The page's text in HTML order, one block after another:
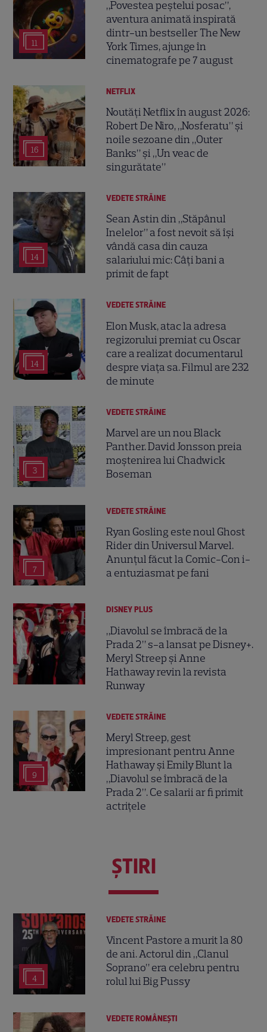
11
„Povestea peștelui posac”,
aventura animată inspirată
dintr-un bestseller The New
York Times, ajunge în
cinematografe pe 7 august
16
NETFLIX
Noutăți Netflix în august 2026:
Robert De Niro, „Nosferatu” și
noile sezoane din „Outer
Banks” și „Un veac de
singurătate”
14
VEDETE STRĂINE
Sean Astin din „Stăpânul
Inelelor” a fost nevoit să își
vândă casa din cauza
salariului mic: Câți bani a
primit de fapt
14
VEDETE STRĂINE
Elon Musk, atac la adresa
regizorului premiat cu Oscar
care a realizat documentarul
despre viața sa. Filmul are 232
de minute
3
VEDETE STRĂINE
Marvel are un nou Black
Panther. David Jonsson preia
moștenirea lui Chadwick
Boseman
7
VEDETE STRĂINE
Ryan Gosling este noul Ghost
Rider din Universul Marvel.
Anunțul făcut la Comic-Con i-
a entuziasmat pe fani
DISNEY PLUS
„Diavolul se îmbracă de la
Prada 2” s-a lansat pe Disney+.
Meryl Streep și Anne
Hathaway revin la revista
Runway
9
VEDETE STRĂINE
Meryl Streep, gest
impresionant pentru Anne
Hathaway și Emily Blunt la
„Diavolul se îmbracă de la
Prada 2”. Ce salarii ar fi primit
actrițele
ŞTIRI
4
VEDETE STRĂINE
Vincent Pastore a murit la 80
de ani. Actorul din „Clanul
Soprano” era celebru pentru
rolul lui Big Pussy
VEDETE ROMÂNEŞTI